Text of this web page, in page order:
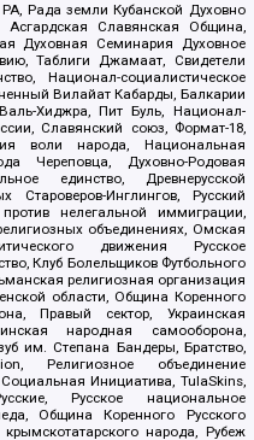
Рада земли Кубанской Духовно
Славянская Община,
Духовная Семинария Духовное
Таблиги Джамаат, Свидетели
Национал-социалистическое
Вилайат Кабарды, Балкарии
Хиджра, Пит Буль, Национал-
Славянский союз, Формат-18,
воли народа, Национальная
Череповца, Духовно-Родовая
единство, Древнерусской
Староверов-Инглингов, Русский
нелегальной иммиграции,
объединениях, Омская
движения Русское
Клуб Болельщиков Футбольного
религиозная организация
области, Община Коренного
Правый сектор, Украинская
народная самооборона,
им. Степана Бандеры, Братство,
Религиозное объединение
Инициатива, TulaSkins,
Русское национальное
Община Коренного Русского
народа, Рубеж